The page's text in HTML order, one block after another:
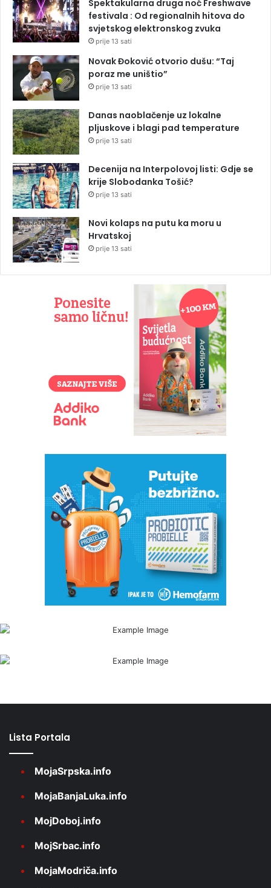
Spektakularna druga noć Freshwave
festivala : Od regionalnih hitova do
svjetskog elektronskog zvuka
prije 13 sati
Novak Đoković otvorio dušu: “Taj
poraz me uništio”
prije 13 sati
Danas naoblačenje uz lokalne
pljuskove i blagi pad temperature
prije 13 sati
Decenija na Interpolovoj listi: Gdje se
krije Slobodanka Tošić?
prije 13 sati
Novi kolaps na putu ka moru u
Hrvatskoj
prije 13 sati
Lista Portala
MojaSrpska.info
MojaBanjaLuka.info
MojDoboj.info
MojSrbac.info
MojaModriča.info